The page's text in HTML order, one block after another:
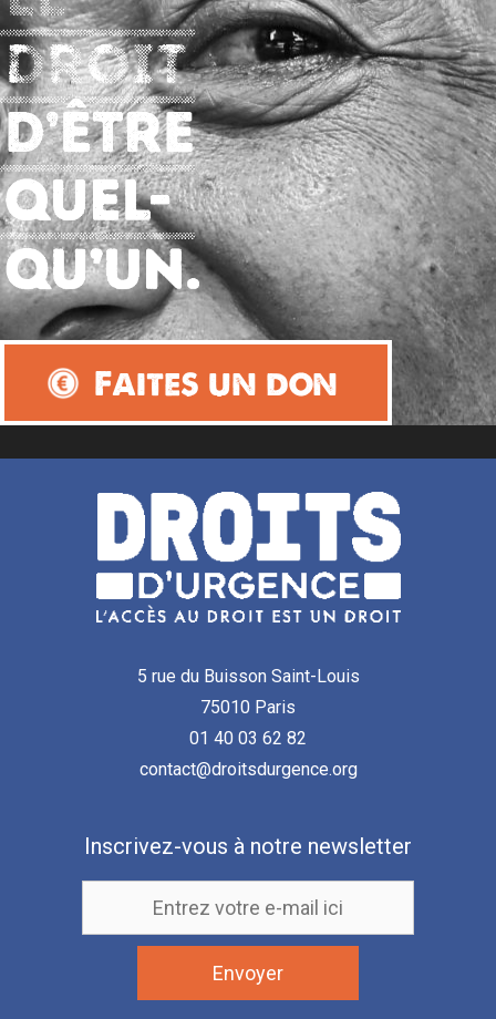
Faites un don
5 rue du Buisson Saint-Louis
75010 Paris
01 40 03 62 82
contact@droitsdurgence.org
Inscrivez-vous à notre newsletter